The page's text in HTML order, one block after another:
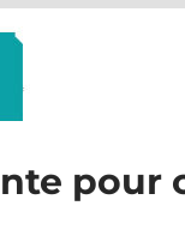
pour